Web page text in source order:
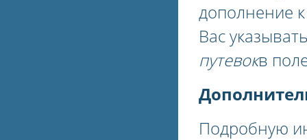
дополнение
Вас
путевокв
Подробную